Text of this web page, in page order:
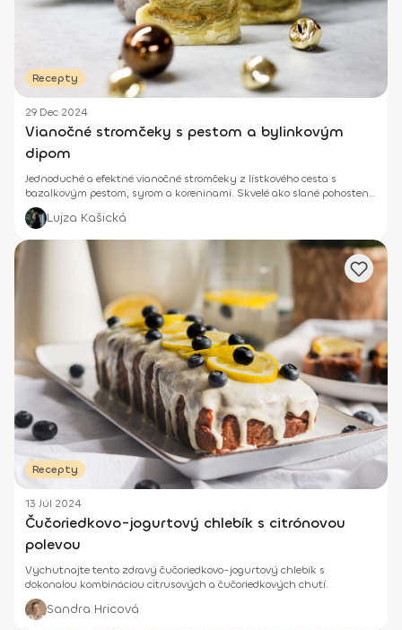
Recepty
29 Dec 2024
Vianočné stromčeky s pestom a bylinkovým
dipom
Jednoduché a efektné vianočné stromčeky z lístkového cesta s
bazalkovým pestom, syrom a koreninami. Skvelé ako slané pohostenie
počas sviatkov, ktoré môžete doplniť bylinkovým jogurtovým dipom.
Lujza Kašická
Recepty
13 Júl 2024
Čučoriedkovo-jogurtový chlebík s citrónovou
polevou
Vychutnajte tento zdravý čučoriedkovo-jogurtový chlebík s
dokonalou kombináciou citrusových a čučoriedkových chutí.
Sandra Hricová